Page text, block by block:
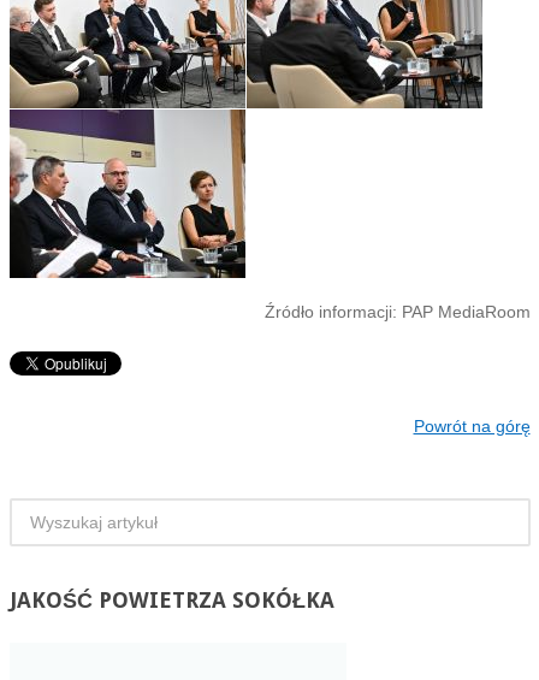
Źródło informacji: PAP MediaRoom
Powrót na górę
JAKOŚĆPOWIETRZA SOKÓŁKA